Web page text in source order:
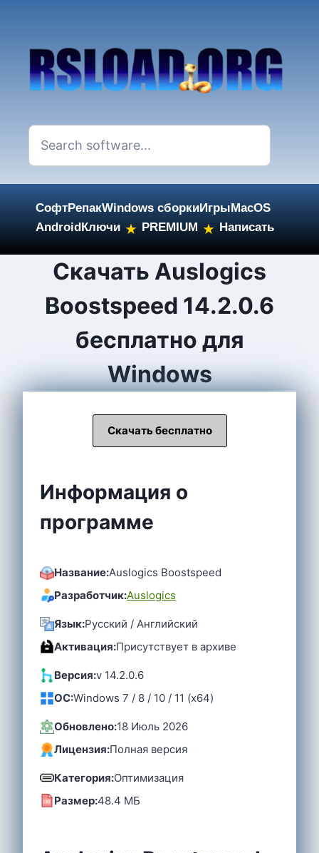
СофтРепакWindows сборкиИгрыMacOS
AndroidКлючи ★ PREMIUM ★ Написать
Cкачать Auslogics
Boostspeed 14.2.0.6
бесплатно ​​для
Windows
Скачать бесплатно
Информация о
программе
Название:Auslogics Boostspeed
Разработчик:Auslogics
Язык:Русский / Английский
Активация:Присутствует в архиве
Версия:v 14.2.0.6
OC:Windows 7 / 8 / 10 / 11 (x64)
Обновлено:18 Июль 2026
Лицензия:Полная версия
Категория:Оптимизация
Размер:48.4 MБ